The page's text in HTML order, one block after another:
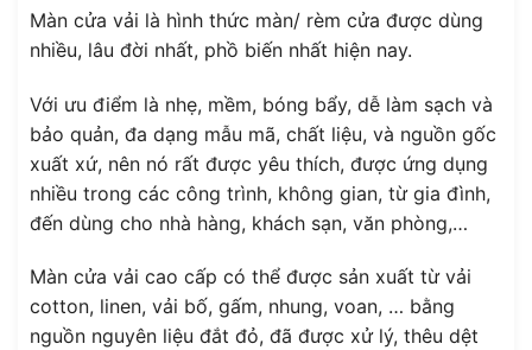
Màn cửa vải là hình thức màn/ rèm cửa được dùng
nhiều, lâu đời nhất, phồ biến nhất hiện nay.
Với ưu điểm là nhẹ, mềm, bóng bẩy, dễ làm sạch và
bảo quản, đa dạng mẫu mã, chất liệu, và nguồn gốc
xuất xứ, nên nó rất được yêu thích, được ứng dụng
nhiều trong các công trình, không gian, từ gia đình,
đến dùng cho nhà hàng, khách sạn, văn phòng,…
Màn cửa vải cao cấp có thể được sản xuất từ vải
cotton, linen, vải bố, gấm, nhung, voan, … bằng
nguồn nguyên liệu đắt đỏ, đã được xử lý, thêu dệt